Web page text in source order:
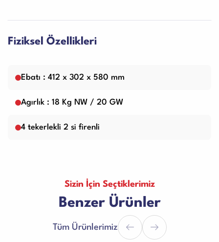
Fiziksel Özellikleri
Ebatı : 412 x 302 x 580 mm
Agırlık : 18 Kg NW / 20 GW
4 tekerlekli 2 si firenli
Sizin İçin Seçtiklerimiz
Benzer Ürünler
Tüm Ürünlerimiz